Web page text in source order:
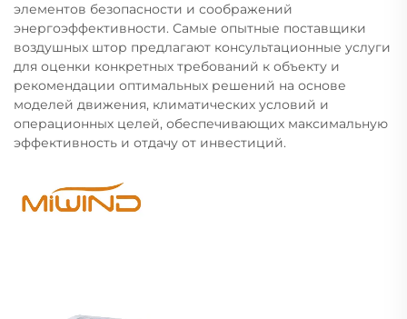
элементов безопасности и соображений
энергоэффективности. Самые опытные поставщики
воздушных штор предлагают консультационные услуги
для оценки конкретных требований к объекту и
рекомендации оптимальных решений на основе
моделей движения, климатических условий и
операционных целей, обеспечивающих максимальную
эффективность и отдачу от инвестиций.